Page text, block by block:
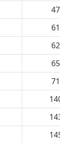
47
61
62
65
71